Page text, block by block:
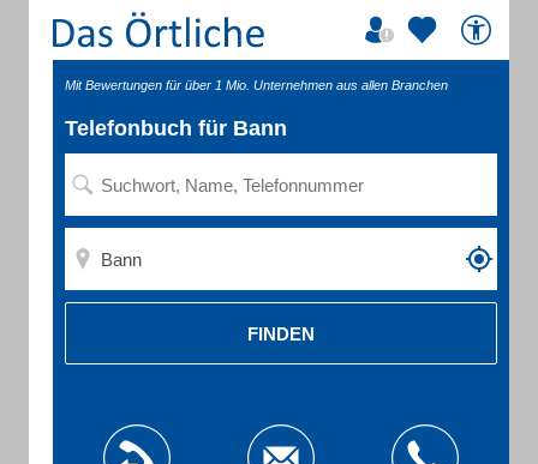
Mit Bewertungen für über 1 Mio. Unternehmen aus allen Branchen
Telefonbuch für Bann
FINDEN